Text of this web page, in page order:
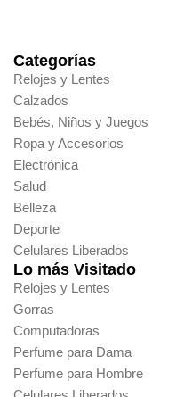
Categorías
Relojes y Lentes
Calzados
Bebés, Niños y Juegos
Ropa y Accesorios
Electrónica
Salud
Belleza
Deporte
Celulares Liberados
Lo más Visitado
Relojes y Lentes
Gorras
Computadoras
Perfume para Dama
Perfume para Hombre